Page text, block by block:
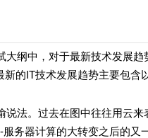
中，对于最新技术发展趋
的IT技术发展趋势主要包含
。过去在图中往往用云来
务器计算的大转变之后的